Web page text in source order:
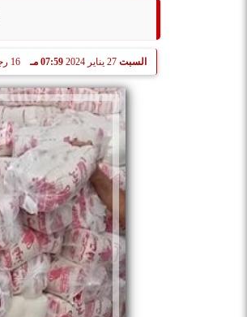
السبت 27 يناير 2024 07:59 مـ 16 رجب 1445